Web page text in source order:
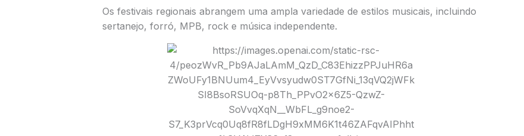
Os festivais regionais abrangem uma ampla variedade de estilos musicais, incluindo
sertanejo, forró, MPB, rock e música independente.